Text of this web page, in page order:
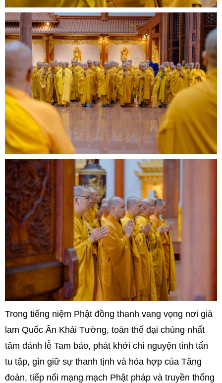
Trong tiếng niệm Phật đồng thanh vang vọng nơi già
lam Quốc Ân Khải Tường, toàn thể đại chúng nhất
tâm đảnh lễ Tam bảo, phát khởi chí nguyện tinh tấn
tu tập, gìn giữ sự thanh tịnh và hòa hợp của Tăng
đoàn, tiếp nối mạng mạch Phật pháp và truyền thống